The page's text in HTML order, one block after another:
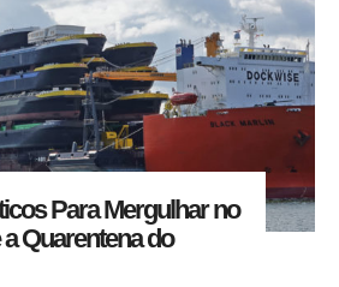
Para Mergulhar no
Quarentena do